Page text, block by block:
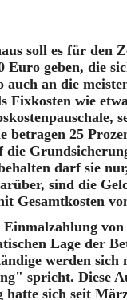
soll es für den
Euro geben, die
auch an die
Fixkosten wie
betragen 25
darf sie
sind die
Gesamtkosten
Lage der
werden
spricht. Diese
hatte sich seit